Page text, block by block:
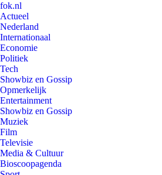
fok.nl
Actueel
Nederland
Internationaal
Economie
Politiek
Tech
Showbiz en Gossip
Opmerkelijk
Entertainment
Showbiz en Gossip
Muziek
Film
Televisie
Media & Cultuur
Bioscoopagenda